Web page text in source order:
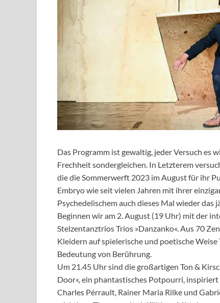
Das Programm ist gewaltig, jeder Versuch es
Frechheit sondergleichen. In Letzterem
die die Sommerwerft 2023 im August für ihr
Embryo wie seit vielen Jahren mit ihrer
Psychedelischem auch dieses Mal wieder das
Beginnen wir am 2. August (19 Uhr) mit der
Stelzentanztrios Trios »Danzanko«. Aus 70
Kleidern auf spielerische und poetische
Bedeutung von Berührung.
Um 21.45 Uhr sind die großartigen Ton &
Door«, ein phantastisches Potpourri, inspiriert
Charles Pérrault, Rainer Maria Rilke und